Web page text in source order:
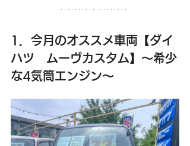
1．今月のオススメ車両【ダイ
ハツ　ムーヴカスタム】～希少
な4気筒エンジン～